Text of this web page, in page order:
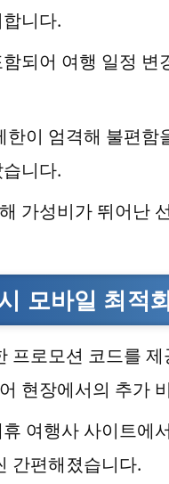
니다.
되어 여행 일정 변
이 엄격해 불편
니다.
가성비가 뛰어난
모바일 최적
프로모션 코드를
현장에서의 추가
여행사 사이트에
간편해졌습니다.